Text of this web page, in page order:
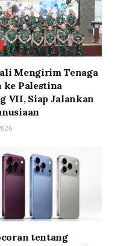
Mengirim Tenaga
ke Palestina
VII, Siap Jalankan
tentang